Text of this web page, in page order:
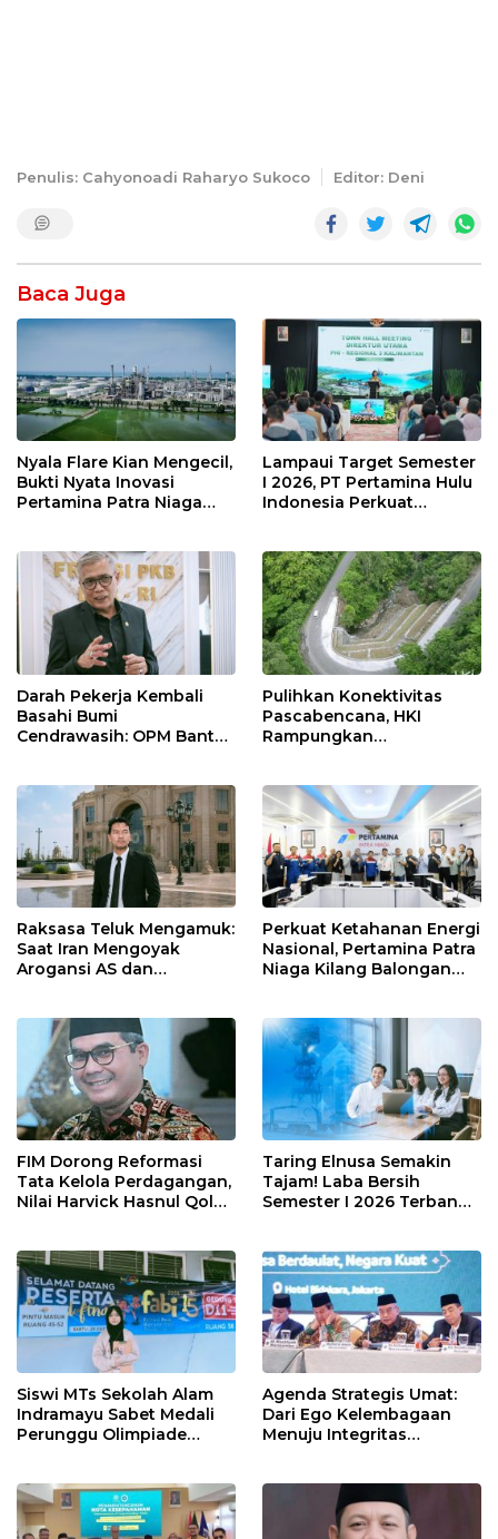
Penulis: Cahyonoadi Raharyo Sukoco Editor: Deni
Baca Juga
Nyala Flare Kian Mengecil,
Bukti Nyata Inovasi
Pertamina Patra Niaga
Lampaui Target Semester
I 2026, PT Pertamina Hulu
Indonesia Perkuat
Keselamatan Kerja
Darah Pekerja Kembali
Basahi Bumi
Cendrawasih: OPM Bantai
Pulihkan Konektivitas
Pascabencana, HKI
Rampungkan
Raksasa Teluk Mengamuk:
Saat Iran Mengoyak
Arogansi AS dan
Perkuat Ketahanan Energi
Nasional, Pertamina Patra
Niaga Kilang Balongan
FIM Dorong Reformasi
Tata Kelola Perdagangan,
Nilai Harvick Hasnul Qolbi
Taring Elnusa Semakin
Tajam! Laba Bersih
Semester I 2026 Terbang
Siswi MTs Sekolah Alam
Indramayu Sabet Medali
Perunggu Olimpiade
Agenda Strategis Umat:
Dari Ego Kelembagaan
Menuju Integritas